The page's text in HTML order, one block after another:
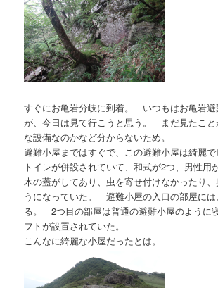
すぐにお亀岩分岐に到着。 いつもはお亀岩避
が、今日は見て行こうと思う。 まだ見たこと
な設備なのかなど分からないため。
避難小屋まではすぐで、この避難小屋は綺麗
トイレが併設されていて、和式が2つ、男性
木の蓋がしてあり、虫を寄せ付けなかったり
うになっていた。 避難小屋の入口の部屋には
る。 2つ目の部屋は普通の避難小屋のように
フトが設置されていた。
こんなに綺麗な小屋だったとは。